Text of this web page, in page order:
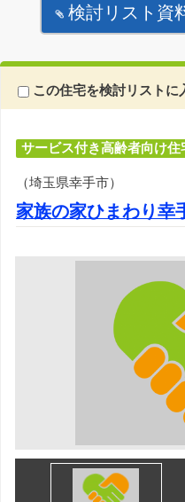
検討リスト資
この住宅を検討リストに
サービス付き高齢者向け住
（埼玉県幸手市）
家族の家ひまわり幸